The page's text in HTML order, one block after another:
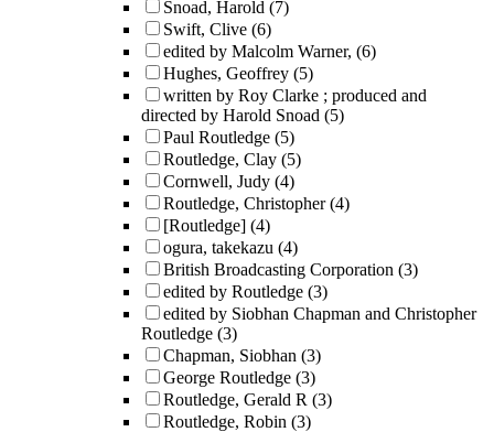
Snoad, Harold (7)
Swift, Clive (6)
edited by Malcolm Warner, (6)
Hughes, Geoffrey (5)
written by Roy Clarke ; produced and
directed by Harold Snoad (5)
Paul Routledge (5)
Routledge, Clay (5)
Cornwell, Judy (4)
Routledge, Christopher (4)
[Routledge] (4)
ogura, takekazu (4)
British Broadcasting Corporation (3)
edited by Routledge (3)
edited by Siobhan Chapman and Christopher
Routledge (3)
Chapman, Siobhan (3)
George Routledge (3)
Routledge, Gerald R (3)
Routledge, Robin (3)